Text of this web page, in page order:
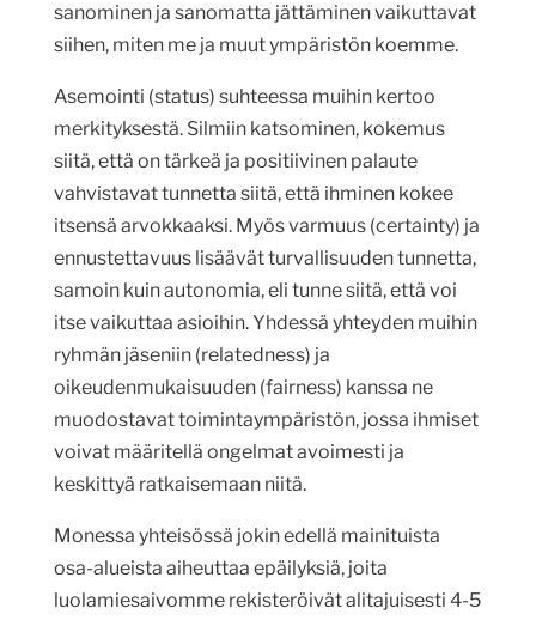
sanominen ja sanomatta jättäminen vaikuttavat
siihen, miten me ja muut ympäristön koemme.
Asemointi (status) suhteessa muihin kertoo
merkityksestä. Silmiin katsominen, kokemus
siitä, että on tärkeä ja positiivinen palaute
vahvistavat tunnetta siitä, että ihminen kokee
itsensä arvokkaaksi. Myös varmuus (certainty) ja
ennustettavuus lisäävät turvallisuuden tunnetta,
samoin kuin autonomia, eli tunne siitä, että voi
itse vaikuttaa asioihin. Yhdessä yhteyden muihin
ryhmän jäseniin (relatedness) ja
oikeudenmukaisuuden (fairness) kanssa ne
muodostavat toimintaympäristön, jossa ihmiset
voivat määritellä ongelmat avoimesti ja
keskittyä ratkaisemaan niitä.
Monessa yhteisössä jokin edellä mainituista
osa-alueista aiheuttaa epäilyksiä, joita
luolamiesaivomme rekisteröivät alitajuisesti 4-5